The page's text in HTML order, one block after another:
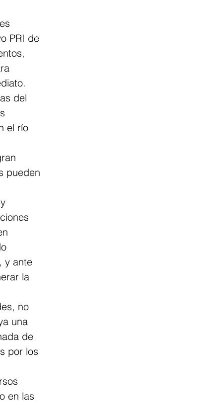
PRI de
del
el río
pueden
y ante
la
no
una
de
por los
en las